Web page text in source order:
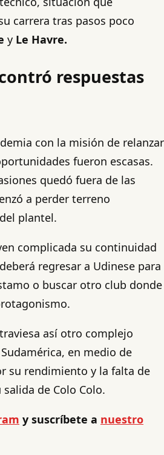
carrera tras pasos poco
y Le Havre.
respuestas
con la misión de relanzar
fueron escasas.
quedó fuera de las
a perder terreno
plantel.
complicada su continuidad
regresar a Udinese para
o buscar otro club donde
así otro complejo
en medio de
su rendimiento y la falta de
de Colo Colo.
y suscríbete a nuestro